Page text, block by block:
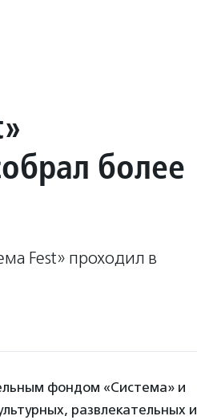
более
Fest» проходил в
фондом «Система» и
развлекательных и